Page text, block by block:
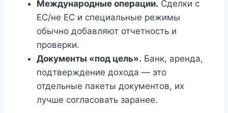
Международные операции. Сделки с
ЕС/не ЕС и специальные режимы
обычно добавляют отчетность и
проверки.
Документы «под цель». Банк, аренда,
подтверждение дохода — это
отдельные пакеты документов, их
лучше согласовать заранее.